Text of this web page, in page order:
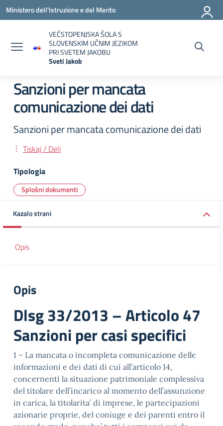
Vai ai contenuti
Vai al menu di navigazione
Vai al footer
Ministero dell'Istruzione e del Merito
VEČSTOPENJSKA ŠOLA S
SLOVENSKIM UČNIM JEZIKOM
PRI SVETEM JAKOBU
Sveti Jakob
Sanzioni per mancata
comunicazione dei dati
Sanzioni per mancata comunicazione dei dati
Tiskaj / Deli
Tipologia
Splošni dokumenti
Kazalo strani
Opis
Opis
Dlsg 33/2013 – Articolo 47
Sanzioni per casi specifici
1 – La mancata o incompleta comunicazione delle
informazioni e dei dati di cui all’articolo 14,
concernenti la situazione patrimoniale complessiva
del titolare dell’incarico al momento dell’assunzione
in carica, la titolarita’ di imprese, le partecipazioni
azionarie proprie, del coniuge e dei parenti entro il